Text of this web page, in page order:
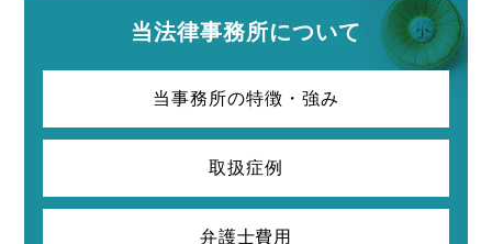
当法律事務所について
当事務所の特徴・強み
取扱症例
弁護士費用